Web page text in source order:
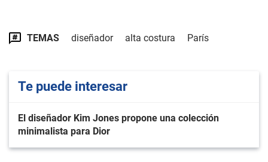
TEMAS diseñador alta costura París
Te puede interesar
El diseñador Kim Jones propone una colección
minimalista para Dior